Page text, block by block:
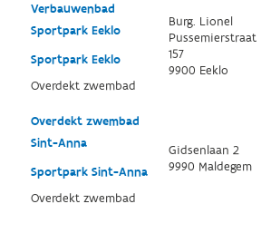
Verbauwenbad
Sportpark Eeklo
Sportpark Eeklo
Overdekt zwembad
Burg. Lionel
Pussemierstraat
157
9900 Eeklo
Overdekt zwembad
Sint-Anna
Sportpark Sint-Anna
Overdekt zwembad
Gidsenlaan 2
9990 Maldegem